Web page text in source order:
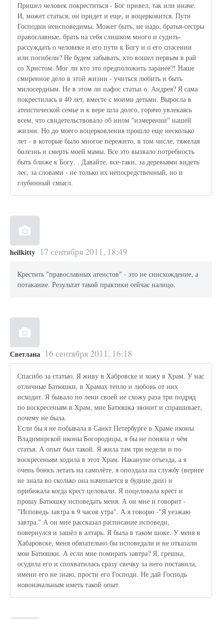
Пришел человек покреститься - Бог привел, так или иначе.
И, может статься, он придет и еще, и воцерковится. Пути
Господни неисповедимы. Может быть, не надо, братья-сестры
православные, брать на себя слишком много и судить-
рассуждать о человеке и его пути к Богу и о его спасении
или погибели? Не будем забывать, кто вошел первым в рай
со Христом. Мог ли кто это предположить заранее?! Наше
смиренное дело в этой жизни - учиться любить и быть
милосердным. Не в этом ли пафос статьи о. Андрея? Я сама
покрестилась в 40 лет, вместе с моими детьми. Выросла в
атеистической семье и к вере шла долго, горячо увлекаясь
всем, что свидетельствовало об ином "измерении" нашей
жизни. Но до моего воцерковления прошло еще несколько
лет - в которые было многое пережито, в том числе, тяжелая
болезнь и смерть моей мамы. Все это вызвало потребность
быть ближе к Богу. . Давайте, все-таки, за деревьями видеть
лес, за словами - не только их непосредственный, но и
глубинный смысл.
heilkitty 17 сентября 2011, 18:49
Крестить "православных атеистов" - это не снисхождение, а
потакание. Результат такой практики сейчас налицо.
Светлана 16 сентября 2011, 16:18
Спасибо за статью. Я живу в Хабровске и хожу в Храм. У нас
отличные Батюшки, в Храмах тепло и любовь от них
исходит. Я бывало по лени своей не схожу раза три подряд
по воскресеньям в Храм, мне Батюшка звонит и спрашивает,
почему не была.
Если бы я не побывала в Санкт Петербурге в Храме иконы
Владимирской иконы Богородицы, я бы не поняла о чём
статья. А опыт был такой. Я жила там три недели и по
воскресеньям ходила в этот Храм. Накануне отъезда, а я
очень боюсь летать на самолёте, я опоздала на службу (вернее
не знала во сколько она начинается в будние дни) и
прибежала когда крест целовали. Я поцеловала крест и
прошу Батюшку исповедать меня. А он мне и говорит -
"Исповедь завтра в 9 часов утра". А я говорю -"Я уезжаю
завтра." А он мне рассказал расписание исповеди,
повернулся и зашёл в алтарь. Я была в таком шоке. У меня в
Хабаровске, меня обязательно бы исповедали и не отказали
мои Батюшки. А если мне помирать завтра? Я, грешна,
осудила его и спохватилась сразу свечку за него поставила,
имени его не знаю, прости его Господи. Не дай Господь
новоначальным иметь такой опыт.